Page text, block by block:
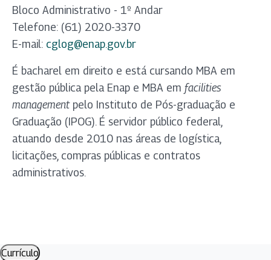
Bloco Administrativo - 1º Andar
Telefone: (61) 2020-3370
E-mail: cglog@enap.gov.br
É bacharel em direito e está cursando MBA em
gestão pública pela Enap e MBA em facilities
managementpelo Instituto de Pós-graduação e
Graduação (IPOG). É servidor público federal,
atuando desde 2010 nas áreas de logística,
licitações, compras públicas e contratos
administrativos.
Currículo